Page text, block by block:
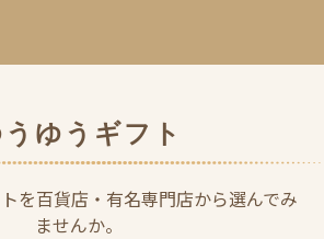
うゆうギフト
を百貨店・有名専門店から選んでみ
ませんか。